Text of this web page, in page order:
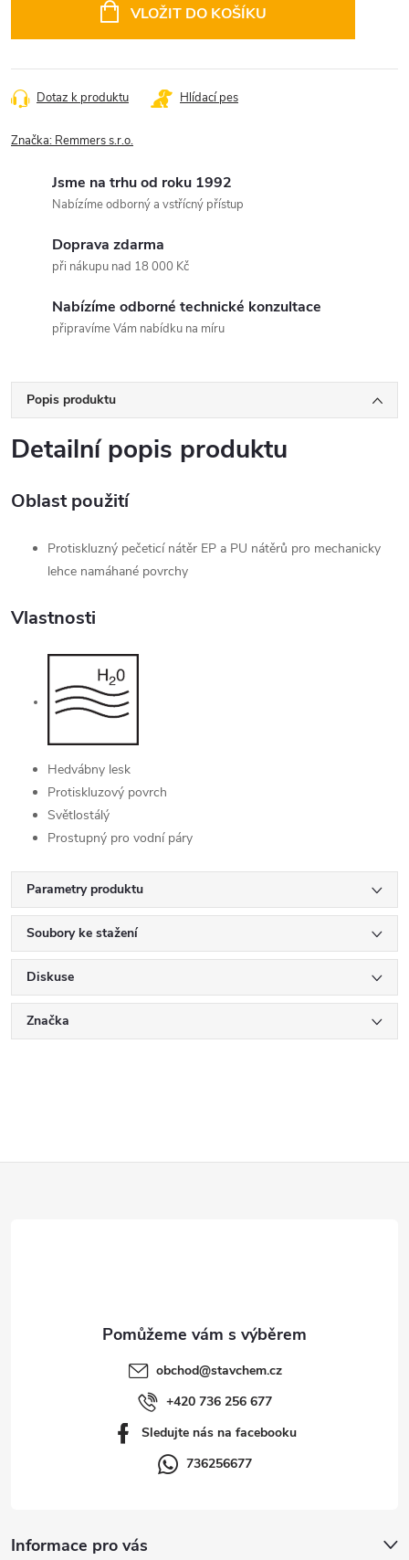
VLOŽIT DO KOŠÍKU
Dotaz k produktu Hlídací pes
Značka: Remmers s.r.o.
Jsme na trhu od roku 1992
Nabízíme odborný a vstřícný přístup
Doprava zdarma
při nákupu nad 18 000 Kč
Nabízíme odborné technické konzultace
připravíme Vám nabídku na míru
Popis produktu
Detailní popis produktu
Oblast použití
Protiskluzný pečeticí nátěr EP a PU nátěrů pro mechanicky
lehce namáhané povrchy
Vlastnosti
Hedvábny lesk
Protiskluzový povrch
Světlostálý
Prostupný pro vodní páry
Parametry produktu
Soubory ke stažení
Diskuse
Značka
Informace pro vás
obchod@stavchem.cz
+420 736 256 677
Sledujte nás na facebooku
736256677